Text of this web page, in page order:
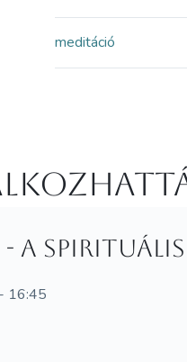
meditáció
- A
16:45